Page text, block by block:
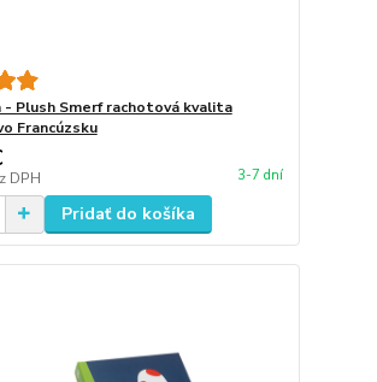
- Plush Smerf rachotová kvalita
Francúzsku
DPH 3-7 dní
Pridať do košíka